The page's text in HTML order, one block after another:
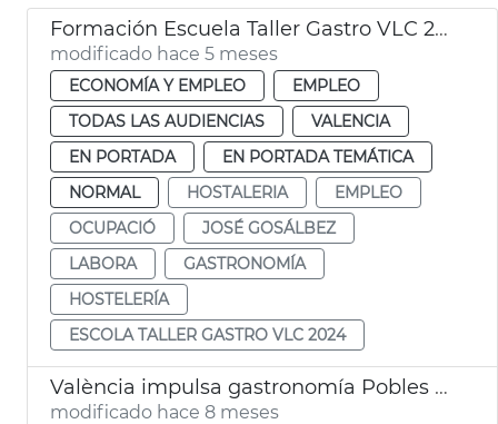
Formación Escuela Taller Gastro VLC 2024 València
modificado hace 5 meses
ECONOMÍA Y EMPLEO
EMPLEO
TODAS LAS AUDIENCIAS
VALENCIA
EN PORTADA
EN PORTADA TEMÁTICA
NORMAL
HOSTALERIA
EMPLEO
OCUPACIÓ
JOSÉ GOSÁLBEZ
LABORA
GASTRONOMÍA
HOSTELERÍA
ESCOLA TALLER GASTRO VLC 2024
València impulsa gastronomía Pobles del Sud afectados dana
modificado hace 8 meses